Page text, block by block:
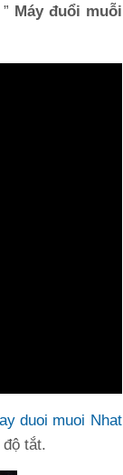
Máy đuổi muỗi
duoi muoi Nhat
tắt.